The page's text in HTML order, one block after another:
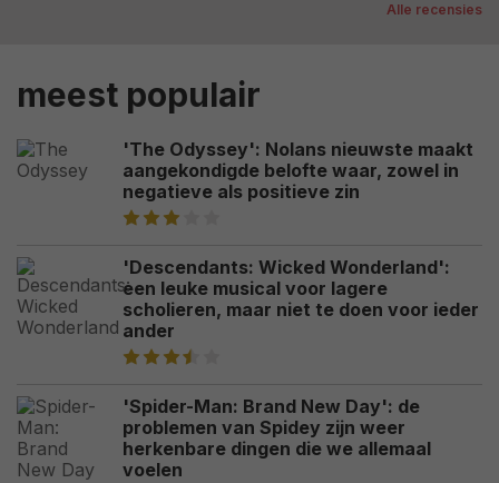
Alle recensies
meest populair
'The Odyssey': Nolans nieuwste maakt
aangekondigde belofte waar, zowel in
negatieve als positieve zin
'Descendants: Wicked Wonderland':
een leuke musical voor lagere
scholieren, maar niet te doen voor ieder
ander
'Spider-Man: Brand New Day': de
problemen van Spidey zijn weer
herkenbare dingen die we allemaal
voelen